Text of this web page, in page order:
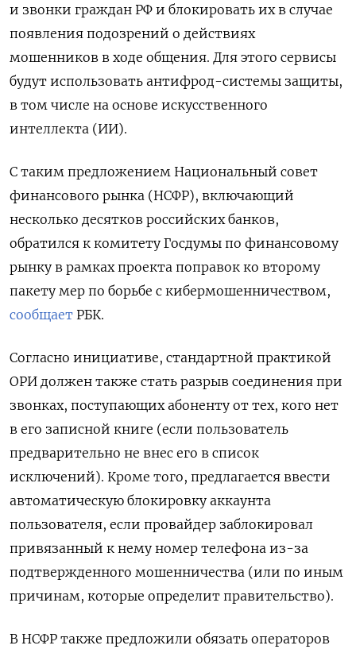
и звонки граждан РФ и блокировать их в случае
появления подозрений о действиях
мошенников в ходе общения. Для этого сервисы
будут использовать антифрод-системы защиты,
в том числе на основе искусственного
интеллекта (ИИ).
С таким предложением Национальный совет
финансового рынка (НСФР), включающий
несколько десятков российских банков,
обратился к комитету Госдумы по финансовому
рынку в рамках проекта поправок ко второму
пакету мер по борьбе с кибермошенничеством,
сообщает РБК.
Согласно инициативе, стандартной практикой
ОРИ должен также стать разрыв соединения при
звонках, поступающих абоненту от тех, кого нет
в его записной книге (если пользователь
предварительно не внес его в список
исключений). Кроме того, предлагается ввести
автоматическую блокировку аккаунта
пользователя, если провайдер заблокировал
привязанный к нему номер телефона из-за
подтвержденного мошенничества (или по иным
причинам, которые определит правительство).
В НСФР также предложили обязать операторов